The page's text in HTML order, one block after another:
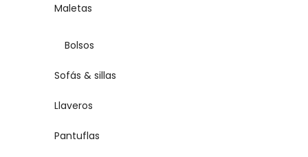
Maletas
Bolsos
Sofás & sillas
Llaveros
Pantuflas